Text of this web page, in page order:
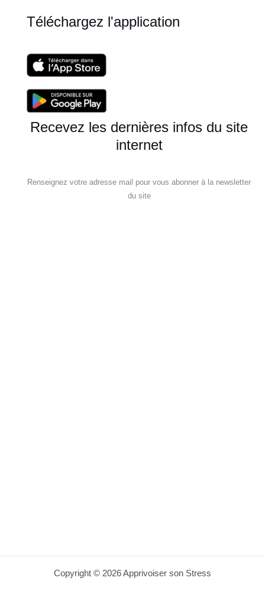
Téléchargez l'application
Recevez les dernières infos du site
internet
Renseignez votre adresse mail pour vous abonner à la newsletter
du site
Copyright © 2026 Apprivoiser son Stress